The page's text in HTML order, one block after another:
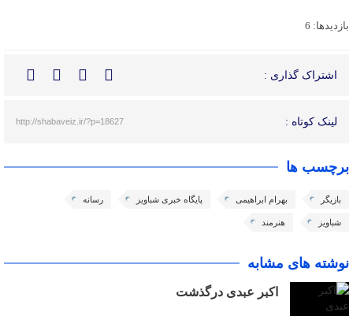
بازدیدها: 6
اشتراک گذاری :
لینک کوتاه : http://shabaveiz.ir/?p=18627
برچسب ها
بازیگر بهرام ابراهیمی پایگاه خبری شباویز رسانه
شباویز هنرمند
نوشته های مشابه
اکبر عبدی درگذشت